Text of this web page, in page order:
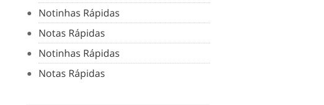
Notinhas Rápidas
Notas Rápidas
Notinhas Rápidas
Notas Rápidas